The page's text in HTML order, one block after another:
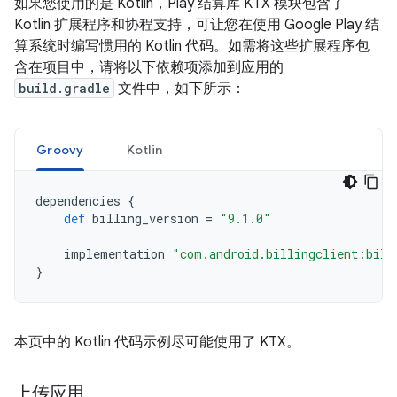
如果您使用的是 Kotlin，Play 结算库 KTX 模块包含了
Kotlin 扩展程序和协程支持，可让您在使用 Google Play 结
算系统时编写惯用的 Kotlin 代码。如需将这些扩展程序包
含在项目中，请将以下依赖项添加到应用的
build.gradle 文件中，如下所示：
Groovy Kotlin
dependencies {
def billing_version = "9.1.0"
implementation
}
本页中的 Kotlin 代码示例尽可能使用了 KTX。